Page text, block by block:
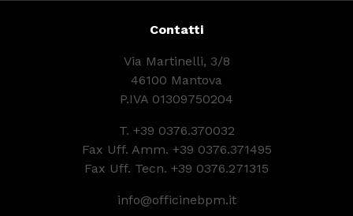
Contatti
Via Martinelli, 3/8
46100 Mantova
P.IVA 01309750204
T. +39 0376.370032
Fax Uff. Amm. +39 0376.371495
Fax Uff. Tecn. +39 0376.271315
info@officinebpm.it